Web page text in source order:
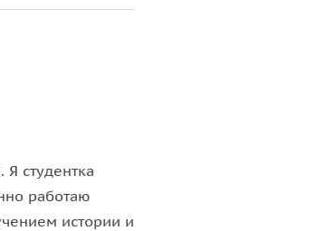
в 1403 году
из одиннадцати
1399-
студентка
работаю
истории и